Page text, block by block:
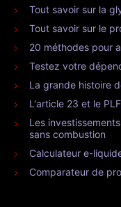
Tout savoir sur la
Tout savoir sur le
20 méthodes pour
Testez votre
La grande histoire
L'article 23 et le
Les
sans combustion
Calculateur e-
Comparateur de